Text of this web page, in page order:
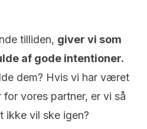
tilliden, giver vi som
af gode intentioner.
dem? Hvis vi har været
vores partner, er vi så
ikke vil ske igen?